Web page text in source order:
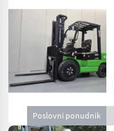
Poslovni ponudnik